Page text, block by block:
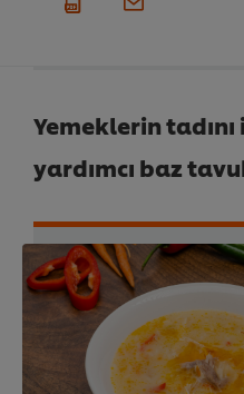
Yemeklerin
yardımcı baz